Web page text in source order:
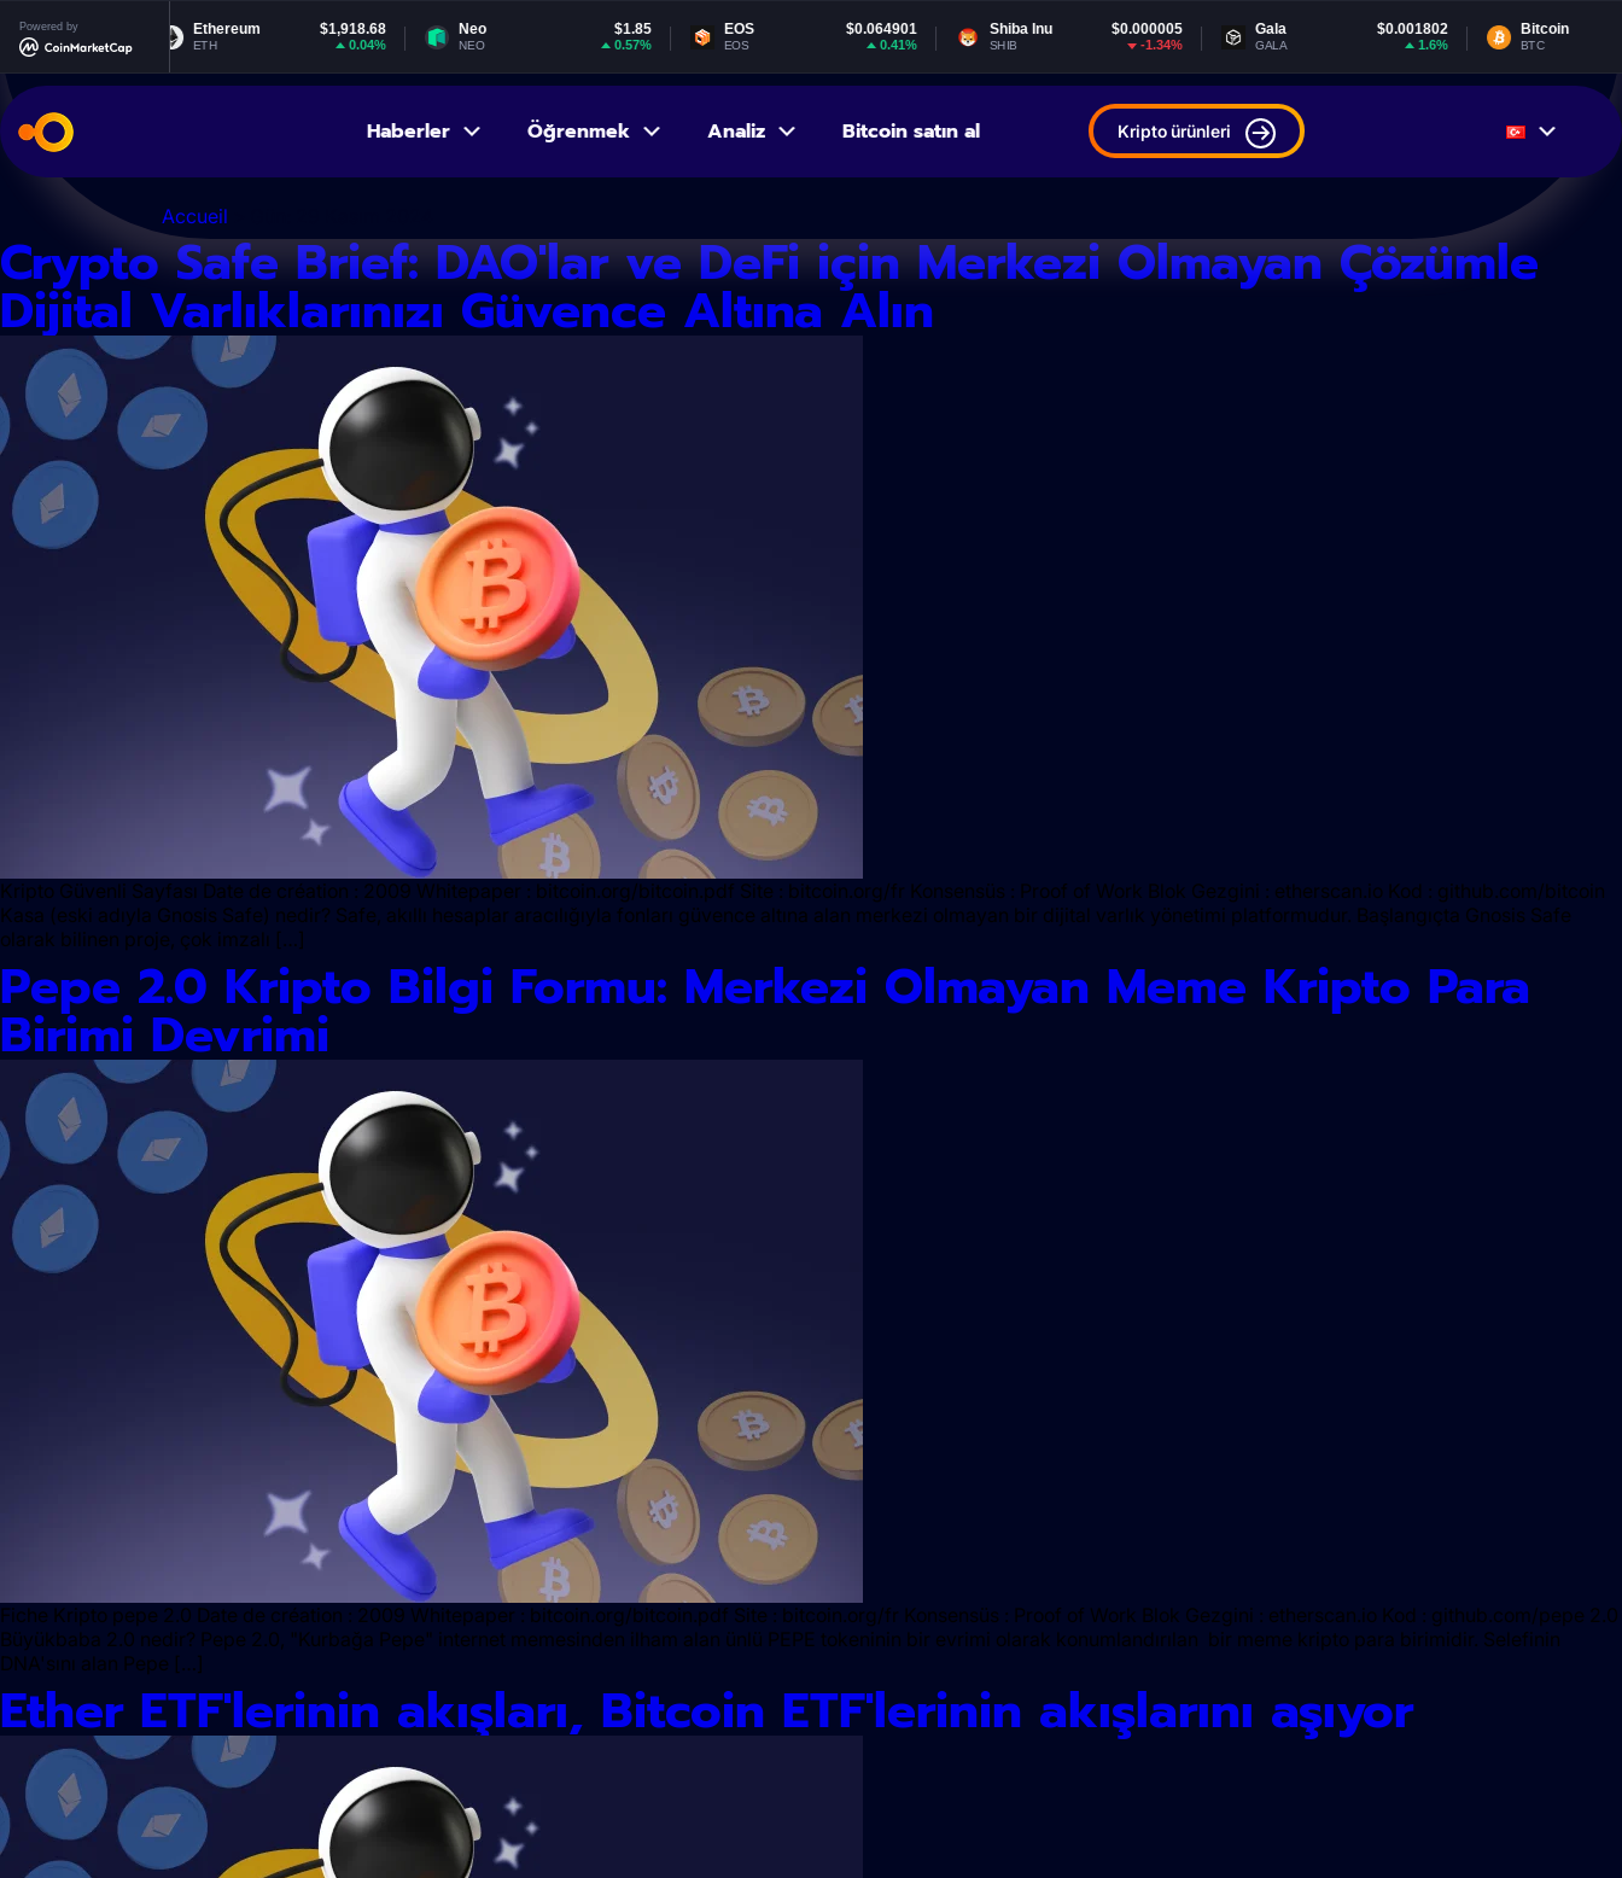
atla
Powered by $1,918.68
ETH
Neo
NEO
EOS $0.064901
EOS
Shiba Inu $0.000005
SHIB
Gala $0.001802
GALA
Bitcoin $64,783.98
BTC
Haberler Öğrenmek Analiz Bitcoin satın al Kripto ürünleri
Accueil
Crypto Safe Brief: DAO'lar ve DeFi için Merkezi Olmayan Çözümle
Dijital Varlıklarınızı Güvence Altına Alın
Kripto Güvenli Sayfası Date de création : 2009 Whitepaper : bitcoin.org/bitcoin.pdf Site : bitcoin.org/fr Konsensüs : Proof of Work Blok Gezgini : etherscan.io Kod : github.com/bitcoin
Kasa (eski adıyla Gnosis Safe) nedir? Safe, akıllı hesaplar aracılığıyla fonları güvence altına alan merkezi olmayan bir dijital varlık yönetimi platformudur. Başlangıçta Gnosis Safe
olarak bilinen proje, çok imzalı […]
Pepe 2.0 Kripto Bilgi Formu: Merkezi Olmayan Meme Kripto Para
Birimi Devrimi
Fiche Kripto pepe 2.0 Date de création : 2009 Whitepaper : bitcoin.org/bitcoin.pdf Site : bitcoin.org/fr Konsensüs : Proof of Work Blok Gezgini : etherscan.io Kod : github.com/pepe 2.0
Büyükbaba 2.0 nedir? Pepe 2.0, "Kurbağa Pepe" internet memesinden ilham alan ünlü PEPE tokeninin bir evrimi olarak konumlandırılan bir meme kripto para birimidir. Selefinin
DNA'sını alan Pepe […]
Ether ETF'lerinin akışları, Bitcoin ETF'lerinin akışlarını aşıyor